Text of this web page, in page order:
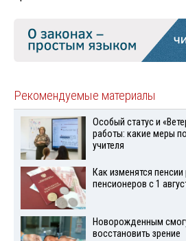
Рекомендуемые материалы
Особый статус и
работы: какие меры
учителя
Как изменятся
пенсионеров с 1
Новорожденным
восстановить зрение